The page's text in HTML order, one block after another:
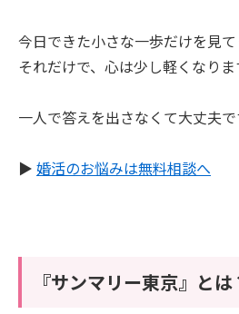
今日できた小さな一歩だけを見て
それだけで、心は少し軽くなりま
一人で答えを出さなくて大丈夫で
▶︎ 婚活のお悩みは無料相談へ
『サンマリー東京』とは